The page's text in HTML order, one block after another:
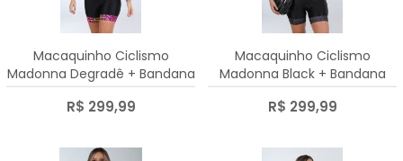
Macaquinho Ciclismo
Madonna Degradê + Bandana
R$ 299,99
Macaquinho Ciclismo
Madonna Black + Bandana
R$ 299,99